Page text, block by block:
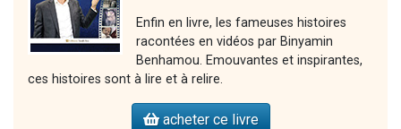
Enfin en livre, les fameuses histoires
racontées en vidéos par Binyamin
Benhamou. Emouvantes et inspirantes,
ces histoires sont à lire et à relire.
acheter ce livre